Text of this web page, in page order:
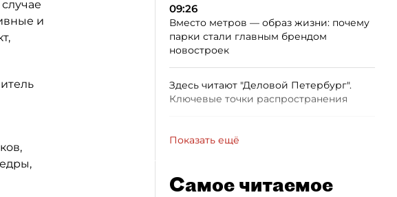
и
09:26
Вместо метров — образ жизни: почему
парки стали главным брендом
новостроек
Здесь читают "Деловой Петербург".
Ключевые точки распространения
Показать ещё
Самое читаемое